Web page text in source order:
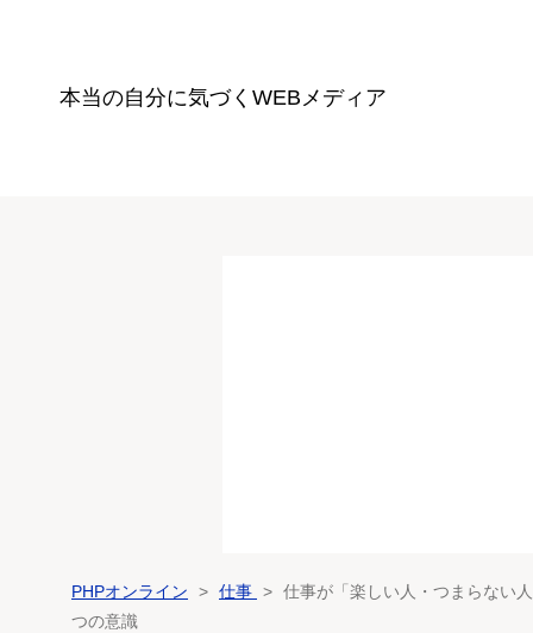
本当の自分に気づく WEBメディア
PHPオンライン 仕事
仕事が「楽しい人・つまらない
つの意識